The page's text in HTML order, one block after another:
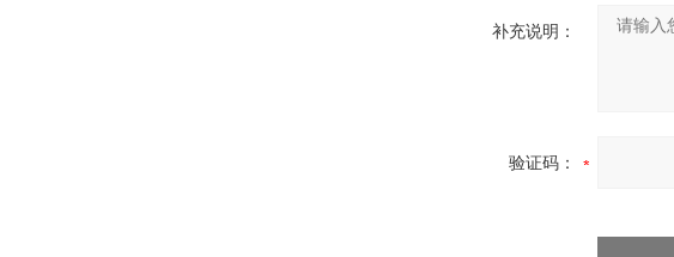
补充说明：
验证码：